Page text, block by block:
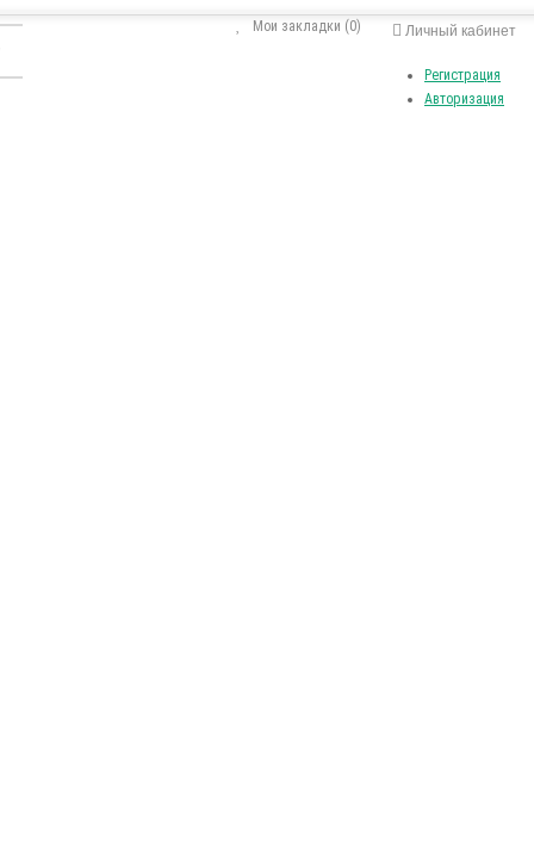
Личный кабинет
Регистрация
Авторизация
Мои закладки (0)